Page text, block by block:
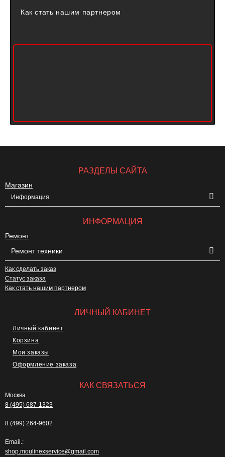
Как стать нашим партнером
РАЗДЕЛЫ САЙТА
Магазин
Информация
ИНФОРМАЦИЯ
Ремонт
Ремонт техники
Как сделать заказ
Статус заказа
Как стать нашим партнером
ЛИЧНЫЙ КАБИНЕТ
Личный кабинет
Корзина
Мои заказы
Оформление заказа
КАК СВЯЗАТЬСЯ
Москва
8 (495) 687-1323
8 (499) 264-9602
Email.:
shop.moulinexservice@gmail.com